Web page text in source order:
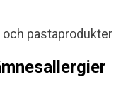
pastaprodukter